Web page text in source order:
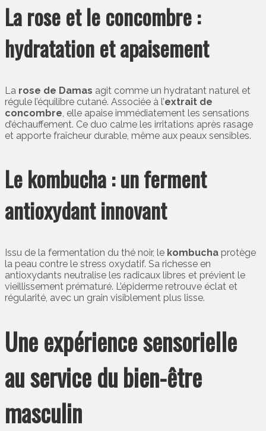
La rose et le concombre :
hydratation et apaisement
La rose de Damas agit comme un hydratant naturel et
régule l’équilibre cutané. Associée à l’extrait de
concombre, elle apaise immédiatement les sensations
d’échauffement. Ce duo calme les irritations après rasage
et apporte fraîcheur durable, même aux peaux sensibles.
Le kombucha : un ferment
antioxydant innovant
Issu de la fermentation du thé noir, le kombucha protège
la peau contre le stress oxydatif. Sa richesse en
antioxydants neutralise les radicaux libres et prévient le
vieillissement prématuré. L’épiderme retrouve éclat et
régularité, avec un grain visiblement plus lisse.
Une expérience sensorielle
au service du bien-être
masculin